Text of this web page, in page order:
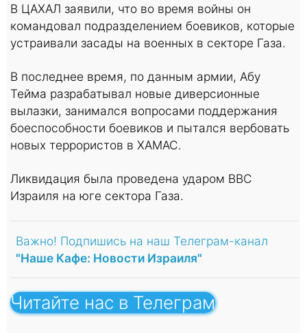
В ЦАХАЛ заявили, что во время войны он
командовал подразделением боевиков, которые
устраивали засады на военных в секторе Газа.
В последнее время, по данным армии, Абу
Тейма разрабатывал новые диверсионные
вылазки, занимался вопросами поддержания
боеспособности боевиков и пытался вербовать
новых террористов в ХАМАС.
Ликвидация была проведена ударом ВВС
Израиля на юге сектора Газа.
Важно! Подпишись на наш Телеграм-канал
"Наше Кафе: Новости Израиля"
Читайте нас в Телеграм